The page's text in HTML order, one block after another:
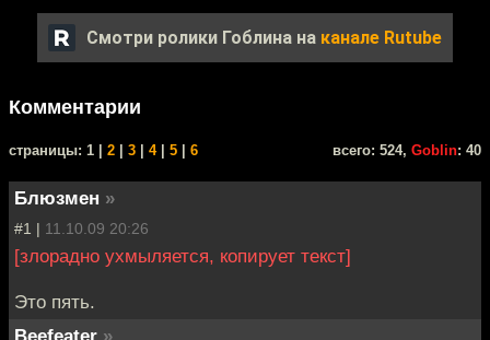
Смотри ролики Гоблина на канале Rutube
Комментарии
cтраницы: 1 | 2 3 4| 5 6 всего: 524, Goblin: 40
Блюзмен »
#1 | 11.10.09 20:26
[злорадно ухмыляется, копирует текст]
Это пять.